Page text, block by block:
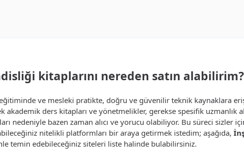
kitaplarını nereden satın alabilirim?
ve mesleki pratikte, doğru ve güvenilir teknik kaynaklara
akademik ders kitapları ve yönetmelikler, gerekse spesifik uzmanlık
nedeniyle bazen zaman alıcı ve yorucu olabiliyor. Bu süreci sizler
nitelikli platformları bir araya getirmek istedim; aşağıda,
temin edebileceğiniz siteleri liste halinde bulabilirsiniz.